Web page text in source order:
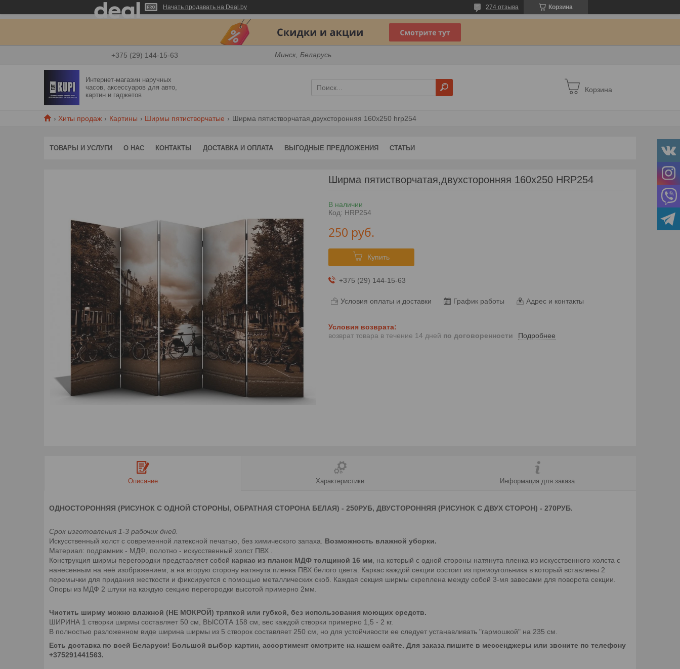
Начать продавать на Deal.by Корзина
274 отзыва
+375 (29) 144-15-63 Минск, Беларусь
Интернет-магазин наручных
часов, аксессуаров для авто,
картин и гаджетов
Корзина
Хиты продаж Картины Ширмы пятистворчатые Ширма пятистворчатая,двухсторонняя 160х250 hrp254
ТОВАРЫ И УСЛУГИ О НАС КОНТАКТЫ ДОСТАВКА И ОПЛАТА ВЫГОДНЫЕ ПРЕДЛОЖЕНИЯ СТАТЬИ
Ширма пятистворчатая,двухсторонняя 160х250 HRP254
В наличии
Код: HRP254
250 руб.
Купить
+375 (29) 144-15-63
Условия оплаты и доставки График работы Адрес и контакты
возврат товара в течение 14 дней по договоренности Подробнее
Описание Характеристики Информация для заказа
ОДНОСТОРОННЯЯ (РИСУНОК С ОДНОЙ СТОРОНЫ, ОБРАТНАЯ СТОРОНА БЕЛАЯ) - 250РУБ, ДВУСТОРОННЯЯ (РИСУНОК С ДВУХ СТОРОН) - 270РУБ.
Срок изготовления 1-3 рабочих дней.
Искусственный холст с современной латексной печатью, без химического запаха. Возможность влажной уборки.
Материал: подрамник - МДФ, полотно - искусственный холст ПВХ .
Конструкция ширмы перегородки представляет собой каркас из планок МДФ толщиной 16 мм , на который с одной стороны натянута пленка из искусственного холста с
нанесенным на неё изображением, а на вторую сторону натянута пленка ПВХ белого цвета. Каркас каждой секции состоит из прямоугольника в который вставлены 2
перемычки для придания жесткости и фиксируется с помощью металлических скоб. Каждая секция ширмы скреплена между собой 3-мя завесами для поворота секции.
Опоры из МДФ 2 штуки на каждую секцию перегородки высотой примерно 2мм.
Чистить ширму можно влажной (НЕ МОКРОЙ) тряпкой или губкой, без использования моющих средств.
ШИРИНА 1 створки ширмы составляет 50 см, ВЫСОТА 158 см, вес каждой створки примерно 1,5 - 2 кг.
В полностью разложенном виде ширина ширмы из 5 створок составляет 250 см, но для устойчивости ее следует устанавливать "гармошкой" на 235 см.
Есть доставка по всей Беларуси! Большой выбор картин, ассортимент смотрите на нашем сайте. Для заказа пишите в мессенджеры или звоните по телефону
+375291441563.